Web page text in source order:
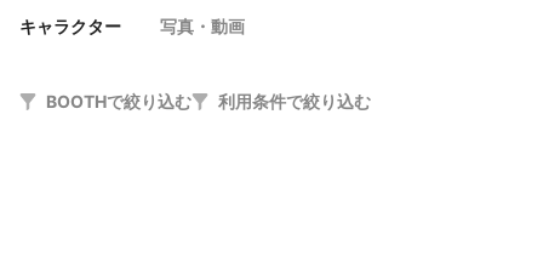
キャラクター 写真・動画
BOOTHで絞り込む 利用条件で絞り込む